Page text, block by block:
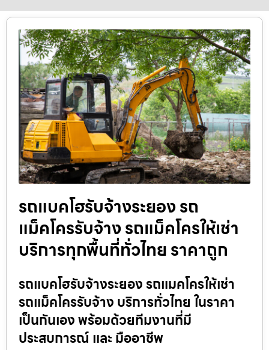
รถแบคโฮรับจ้างระยอง รถ
แม็คโครรับจ้าง รถแม็คโครให้เช่า
บริการทุกพื้นที่ทั่วไทย ราคาถูก
รถแบคโฮรับจ้างระยอง รถแมคโครให้เช่า
รถแม็คโครรับจ้าง บริการทั่วไทย ในราคา
เป็นกันเอง พร้อมด้วยทีมงานที่มี
ประสบการณ์ และ มืออาชีพ